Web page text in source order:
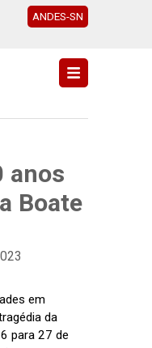
ANDES-SN
anos
Boate
em
da
para 27 de